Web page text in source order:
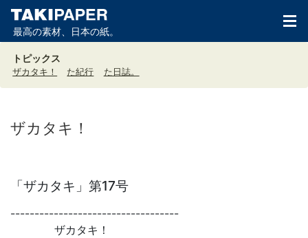
最高の素材、日本の紙。
トピックス
ザカタキ！ た紀行 た日誌。
ザカタキ！
「ザカタキ」第17号
-----------------------------------
ザカタキ！